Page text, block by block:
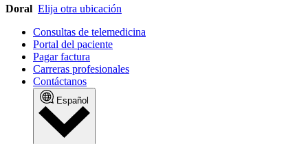
Doral Elija otra ubicación
Consultas de telemedicina
Portal del paciente
Pagar factura
Carreras profesionales
Contáctanos
Español